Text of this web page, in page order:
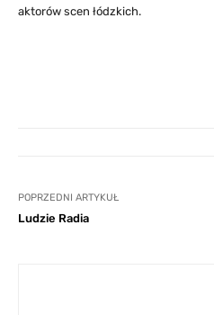
aktorów scen łódzkich.
POPRZEDNI ARTYKUŁ
Ludzie Radia